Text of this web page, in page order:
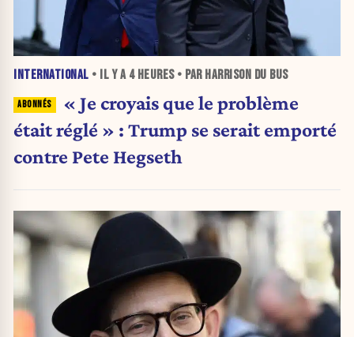
INTERNATIONAL • IL Y A 4 HEURES• PAR HARRISON DU BUS
« Je croyais que le problème
était réglé » : Trump se serait emporté
contre Pete Hegseth